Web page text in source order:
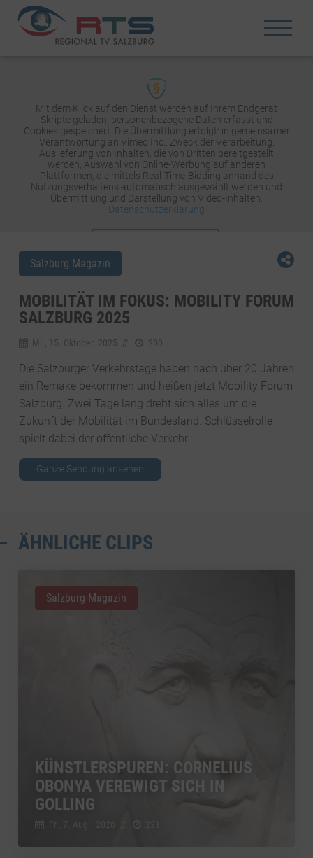
Mit dem Klick auf den Dienst werden auf Ihrem Endgerät
Skripte geladen, personenbezogene Daten erfasst und
Cookies gespeichert. Die Übermittlung erfolgt: in gemeinsamer
Verantwortung an Vimeo Inc.. Zweck der Verarbeitung:
Auslieferung von Inhalten, die von Dritten bereitgestellt
werden, Auswahl von Online-Werbung auf anderen
Plattformen, die mittels Real-Time-Bidding anhand des
Nutzungsverhaltens automatisch ausgewählt werden und
Übermittlung und Darstellung von Video-Inhalten.
Datenschutzerklärung
Salzburg Magazin
MOBILITÄT IM FOKUS: MOBILITY FORUM
SALZBURG 2025
Mi., 15. Oktober. 2025 200
Die Salzburger Verkehrstage haben nach über 20 Jahren
ein Remake bekommen und heißen jetzt Mobility Forum
Salzburg. Zwei Tage lang dreht sich alles um die
Zukunft der Mobilität im Bundesland. Schlüsselrolle
spielt dabei der öffentliche Verkehr.
Ganze Sendung ansehen
ÄHNLICHE CLIPS
KÜNSTLERSPUREN: CORNELIUS
OBONYA VEREWIGT SICH IN
GOLLING
Fr., 7. Aug.. 2026
Salzburg Magazin